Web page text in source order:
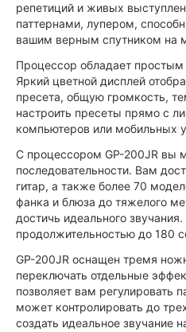
репетиций и живых
паттернами, лупером,
вашим верным спутником на
Процессор обладает
Яркий цветной дисплей
пресета, общую громкость,
настроить пресеты прямо с
компьютеров или мобильных
С процессором GP-200JR вы
последовательности. Вам
гитар, а также более 70
фанка и блюза до тяжелого
достичь идеального
продолжительностью до 180
GP-200JR оснащен тремя
переключать отдельные
позволяет вам регулировать
может контролировать до
создать идеальное звучание